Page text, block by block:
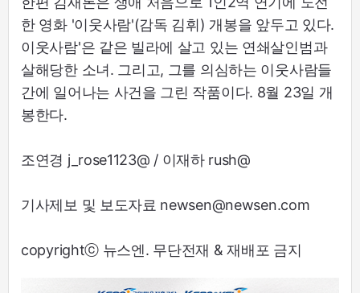
한 영화 '이웃사람'(감독 김휘) 개봉을 앞두고 있다.
이웃사람'은 같은 빌라에 살고 있는 연쇄살인범과
살해당한 소녀. 그리고, 그를 의심하는 이웃사람들
간에 일어나는 사건을 그린 작품이다. 8월 23일 개
봉한다.
조연경 j_rose1123@ / 이재하 rush@
기사제보 및 보도자료 newsen@newsen.com
copyrightⓒ 뉴스엔. 무단전재 & 재배포 금지